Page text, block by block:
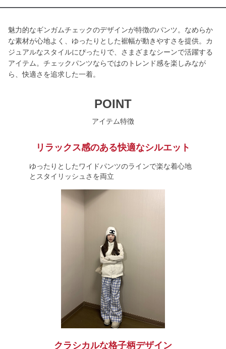
魅力的なギンガムチェックのデザインが特徴のパンツ。なめらか
な素材が心地よく、ゆったりとした裾幅が動きやすさを提供。カ
ジュアルなスタイルにぴったりで、さまざまなシーンで活躍する
アイテム。チェックパンツならではのトレンド感を楽しみなが
ら、快適さを追求した一着。
POINT
アイテム特徴
リラックス感のある快適なシルエット
ゆったりとしたワイドパンツのラインで楽な着心地
とスタイリッシュさを両立
クラシカルな格子柄デザイン